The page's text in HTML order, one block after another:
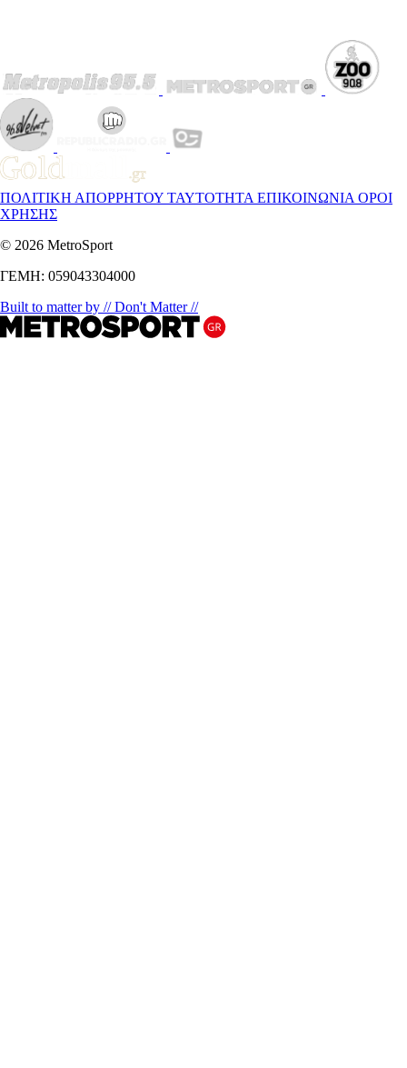
ΠΟΛΙΤΙΚΗ ΑΠΟΡΡΗΤΟΥ ΤΑΥΤΟΤΗΤΑ ΕΠΙΚΟΙΝΩΝΙΑ ΟΡΟΙ
ΧΡΗΣΗΣ
© 2026 MetroSport
ΓΕΜΗ: 059043304000
Built to matter by // Don't Matter //